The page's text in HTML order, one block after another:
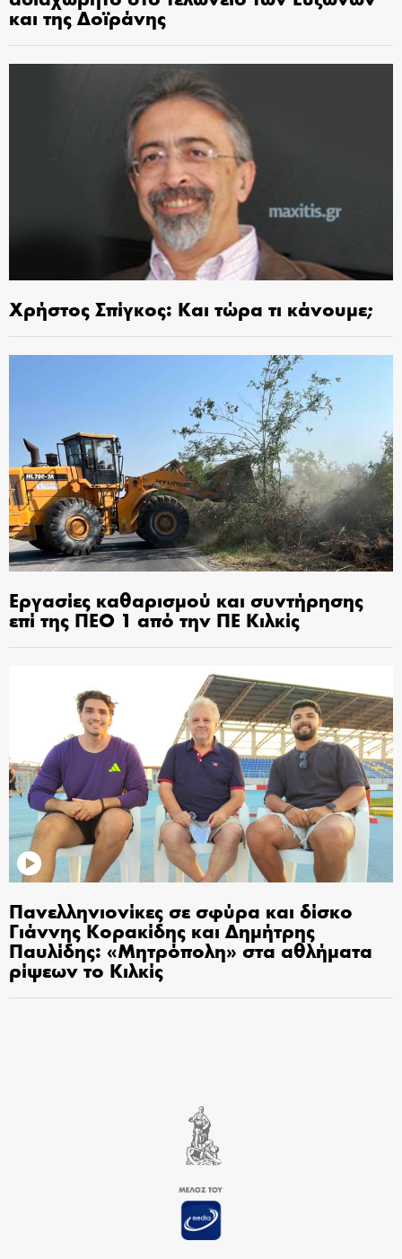
και της Δοϊράνης
Χρήστος Σπίγκος: Και τώρα τι κάνουμε;
Εργασίες καθαρισμού και συντήρησης
επί της ΠΕΟ 1 από την ΠΕ Κιλκίς
Πανελληνιονίκες σε σφύρα και δίσκο
Γιάννης Κορακίδης και Δημήτρης
Παυλίδης: «Μητρόπολη» στα αθλήματα
ρίψεων το Κιλκίς